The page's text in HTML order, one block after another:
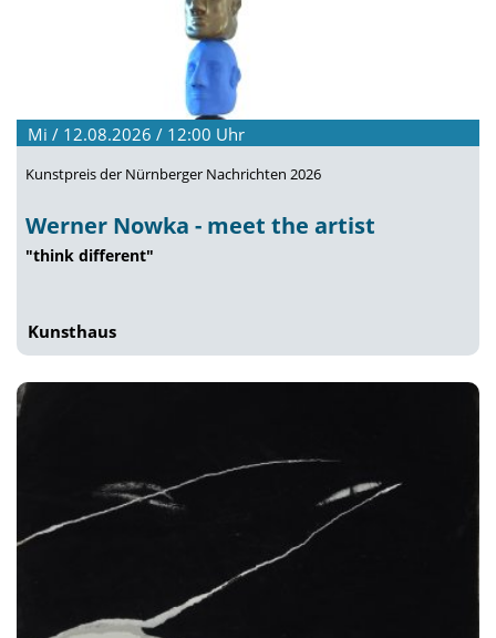
Mi / 12.08.2026 / 12:00 Uhr
Kunstpreis der Nürnberger Nachrichten 2026
Werner Nowka - meet the artist
"think different"
Kunsthaus